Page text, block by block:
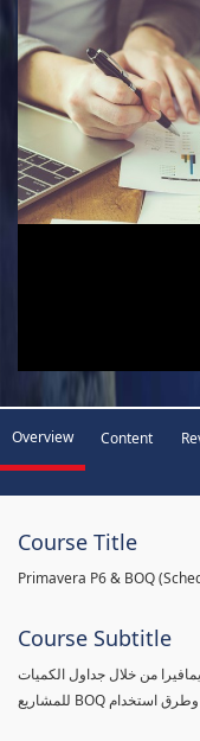
Overview Content
Course Title
Primavera P6 & BOQ
Course Subtitle
من خلال جداول الكميات